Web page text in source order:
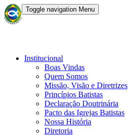
Toggle navigation Menu
Institucional
Boas Vindas
Quem Somos
Missão, Visão e Diretrizes
Princípios Batistas
Declaração Doutrinária
Pacto das Igrejas Batistas
Nossa História
Diretoria